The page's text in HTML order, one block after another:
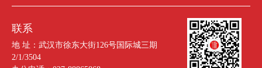
联系
地 址：武汉市徐东大街126号国际城三期
2/1/3504